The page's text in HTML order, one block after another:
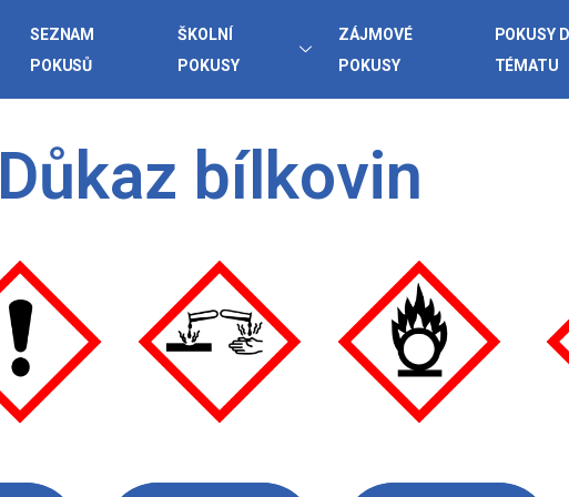
SEZNAM
POKUSŮ
ŠKOLNÍ
POKUSY
ZÁJMOVÉ
POKUSY
POKUSY
TÉMATU
Důkaz bílkovin